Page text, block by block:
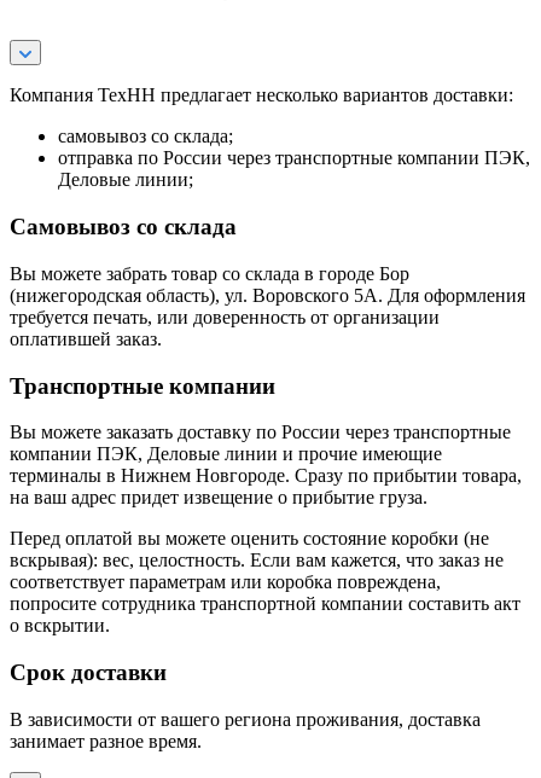
Компания ТехНН предлагает несколько вариантов доставки:
самовывоз со склада;
отправка по России через транспортные компании ПЭК,
Деловые линии;
Самовывоз со склада
Вы можете забрать товар со склада в городе Бор
(нижегородская область), ул. Воровского 5А. Для оформления
требуется печать, или доверенность от организации
оплатившей заказ.
Транспортные компании
Вы можете заказать доставку по России через транспортные
компании ПЭК, Деловые линии и прочие имеющие
терминалы в Нижнем Новгороде. Сразу по прибытии товара,
на ваш адрес придет извещение о прибытие груза.
Перед оплатой вы можете оценить состояние коробки (не
вскрывая): вес, целостность. Если вам кажется, что заказ не
соответствует параметрам или коробка повреждена,
попросите сотрудника транспортной компании составить акт
о вскрытии.
Срок доставки
В зависимости от вашего региона проживания, доставка
занимает разное время.